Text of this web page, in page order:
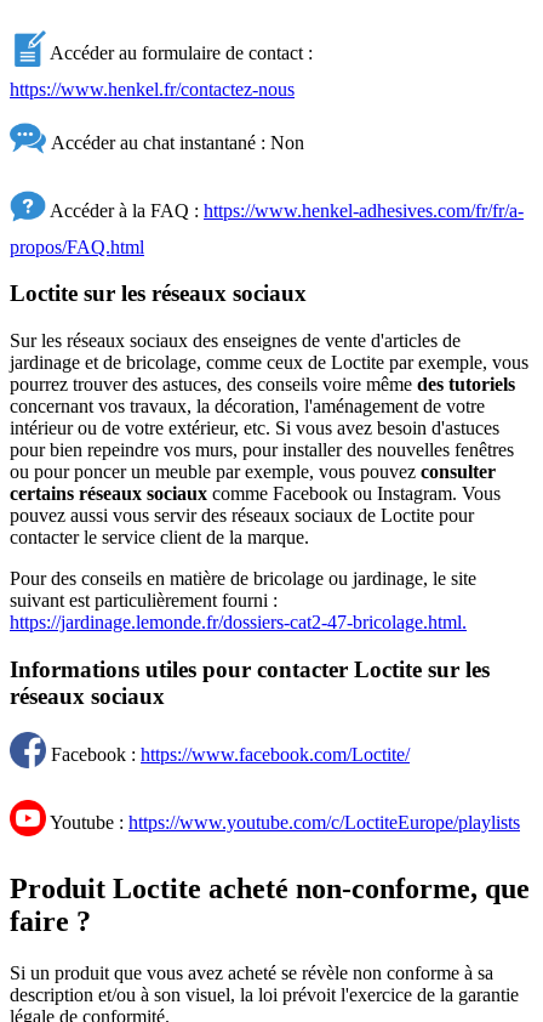
Accéder au formulaire de contact :
https://www.henkel.fr/contactez-nous
Accéder au chat instantané : Non
Accéder à la FAQ : https://www.henkel-adhesives.com/fr/fr/a-
propos/FAQ.html
Loctite sur les réseaux sociaux
Sur les réseaux sociaux des enseignes de vente d'articles de
jardinage et de bricolage, comme ceux de Loctite par exemple, vous
pourrez trouver des astuces, des conseils voire même des tutoriels
concernant vos travaux, la décoration, l'aménagement de votre
intérieur ou de votre extérieur, etc. Si vous avez besoin d'astuces
pour bien repeindre vos murs, pour installer des nouvelles fenêtres
ou pour poncer un meuble par exemple, vous pouvez consulter
certains réseaux sociaux comme Facebook ou Instagram. Vous
pouvez aussi vous servir des réseaux sociaux de Loctite pour
contacter le service client de la marque.
Pour des conseils en matière de bricolage ou jardinage, le site
suivant est particulièrement fourni :
https://jardinage.lemonde.fr/dossiers-cat2-47-bricolage.html.
Informations utiles pour contacter Loctite sur les
réseaux sociaux
Facebook : https://www.facebook.com/Loctite/
Youtube : https://www.youtube.com/c/LoctiteEurope/playlists
Produit Loctite acheté non-conforme, que
faire ?
Si un produit que vous avez acheté se révèle non conforme à sa
description et/ou à son visuel, la loi prévoit l'exercice de la garantie
légale de conformité.